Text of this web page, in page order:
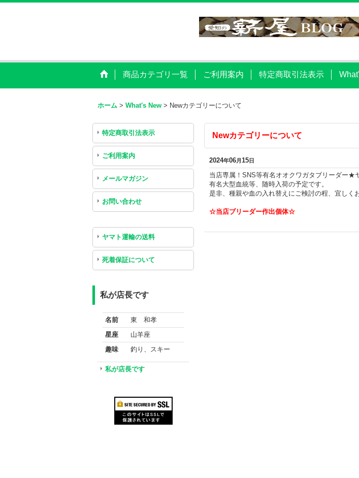
商品カテゴリ一覧 ご利用案内 特定商取引法表示
ホーム > What's New > Newカテゴリーについて
特定商取引法表示
ご利用案内
メールマガジン
お問い合わせ
ヤマト運輸の送料
死着保証について
私が店長です
名前
東 和孝
星座
山羊座
趣味
釣り、スキー
私が店長です
Newカテゴリーについて
2024年06月15日
当店専属！SNS等有名オオクワガタブリーダー★
有名大型血統等、随時入荷の予定です。
是非、種親や血の入れ替えにご検討の程、宜しく
☆当店ブリーダー作出個体☆